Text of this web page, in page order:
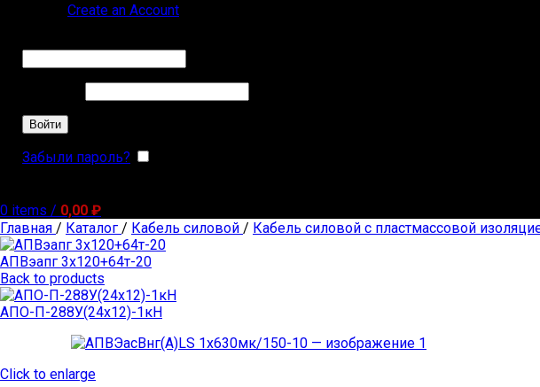
Create an Account
Войти
Забыли пароль?
0 items / 0,00 ₽
Главная / Каталог / Кабель силовой / Кабель силовой с пластмассовой
АПВэапг 3х120+64т-20
Back to products
АПО-П-288У(24х12)-1кН
Click to enlarge